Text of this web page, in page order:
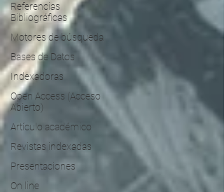
Referencias
Bibliográficas
Motores de búsqueda
Bases de Datos
Indexadoras
Open Access (Acceso
Abierto)
Artículo académico
Revistas indexadas
Presentaciones
On line